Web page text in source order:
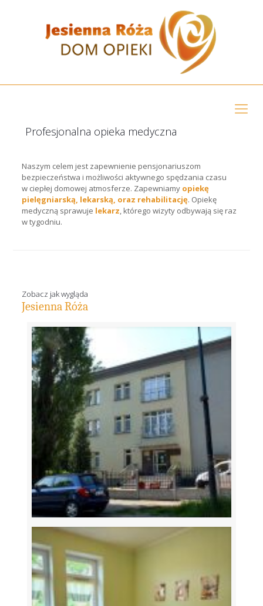
Profesjonalna opieka medyczna
Naszym celem jest zapewnienie pensjonariuszom
bezpieczeństwa i możliwości aktywnego spędzania czasu
w ciepłej domowej atmosferze. Zapewniamy opiekę
pielęgniarską, lekarską, oraz rehabilitację. Opiekę
medyczną sprawuje lekarz, którego wizyty odbywają się raz
w tygodniu.
Zobacz jak wygląda
Jesienna Róża